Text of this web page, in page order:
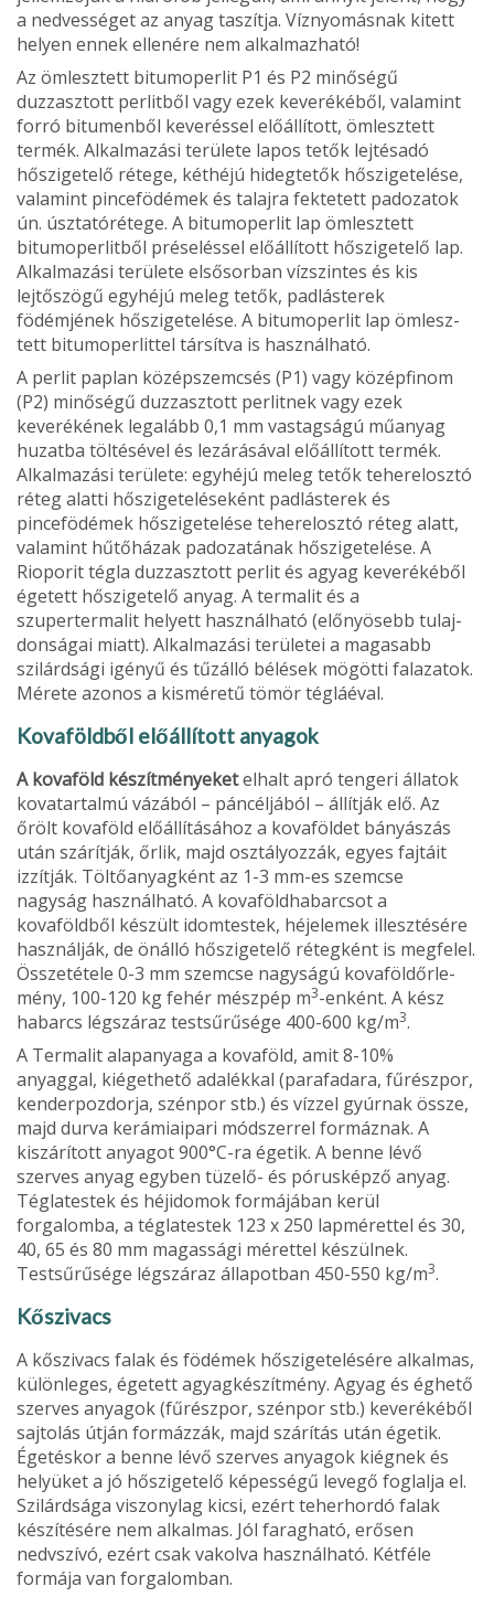
a nedvességet az anyag ta­szítja. Víznyomásnak kitett
helyen en­nek ellenére nem alkalmazható!
Az ömlesztett bitumoperlit P1 és P2 minőségű
duzzasztott perlitből vagy ezek keverékéből, valamint
forró bitumenből keveréssel előállított, ömlesztett
termék. Alkalmazási területe lapos tetők lej­tésadó
hőszigetelő rétege, kéthéjú hi­degtetők hőszigetelése,
valamint pince­födémek és talajra fektetett padozatok
ún. úsztatórétege. A bitumoperlit lap ömlesztett
bitumoperlitből préseléssel előállított hő­szigetelő lap.
Alkalmazási területe elsősorban víz­szintes és kis
lejtőszögű egyhéjú me­leg tetők, padlásterek
födémjének hő­szigetelése. A bitumoperlit lap ömlesz­
tett bitumoperlittel társítva is használ­ható.
A perlit paplan középszemcsés (P1) vagy középfinom
(P2) minőségű duz­zasztott perlitnek vagy ezek
keveréké­nek legalább 0,1 mm vastagságú mű­anyag
huzatba töltésével és lezárásával előállított termék.
Alkalmazási területe: egyhéjú meleg ­tetők teherelosztó
réteg alatti hőszigete­léseként padlásterek és
pincefödémek hőszigetelése teherelosztó réteg alatt,
valamint hűtőházak padozatának hő­szigetelése. A
Rioporit tégla duzzasztott perlit és agyag keverékéből
égetett hőszigetelő anyag. A termalit és a
szupertermalit helyett használható (előnyösebb tulaj­
donságai miatt). Alkalmazási területei a magasabb
szilárdsági igényű és tűzálló bélések mögötti falazatok.
Mérete azonos a kis­méretű tömör tégláéval.
Kovaföldből előállított anyagok
A kovaföld készítményeketelhalt apró tengeri állatok
kovatartalmú vázából – páncéljából – állítják elő. Az
őrölt kovaföld előállításához a ko­vaföldet bányászás
után szárítják, őrlik, majd osztályozzák, egyes fajtáit
izzít­ják. Töltőanyagként az 1-3 mm-es szemcse
nagyság használható. A kovaföldhabarcsot a
kovaföldből készült idomtestek, héjelemek illeszté­sére
használják, de önálló hőszigetelő rétegként is megfelel.
Összetétele 0-3 mm szemcse nagyságú kovaföldőrle­
mény, 100-120 kg fehér mészpép m3-enként. A kész
habarcs légszáraz testsűrűsége 400-600 kg/m3.
A Termalit alapanyaga a kovaföld, amit 8-10%
anyaggal, kiégethető ada­lékkal (parafadara, fűrészpor,
kenderpozdorja, szénpor stb.) és vízzel gyúr­nak össze,
majd durva kerámiaipari módszerrel formáznak. A
kiszárított anyagot 900°C-ra égetik. A benne lévő
szerves anyag egyben tüzelő- és pórus­képző anyag.
Téglatestek és héjidomok formájában kerül
forgalomba, a téglatestek 123 x 250 lapmérettel és 30,
40, 65 és 80 mm magassági mérettel ké­szülnek.
Testsűrűsége légszáraz állapot­ban 450-550 kg/m3.
Kőszivacs
A kőszivacs falak és födémek hőszige­telésére alkalmas,
különleges, égetett agyagkészítmény. Agyag és éghető
szerves anyagok (fűrészpor, szénpor stb.) keverékéből
sajtolás útján formáz­zák, majd szárítás után égetik.
Égetéskor a benne lévő szerves anya­gok kiégnek és
helyüket a jó hőszigete­lő képességű levegő foglalja el.
Szilárd­sága viszonylag kicsi, ezért teherhordó falak
készítésére nem alkalmas. Jól faragható, erősen
nedvszívó, ezért csak vakolva használható. Kétféle
formája van forgalomban.